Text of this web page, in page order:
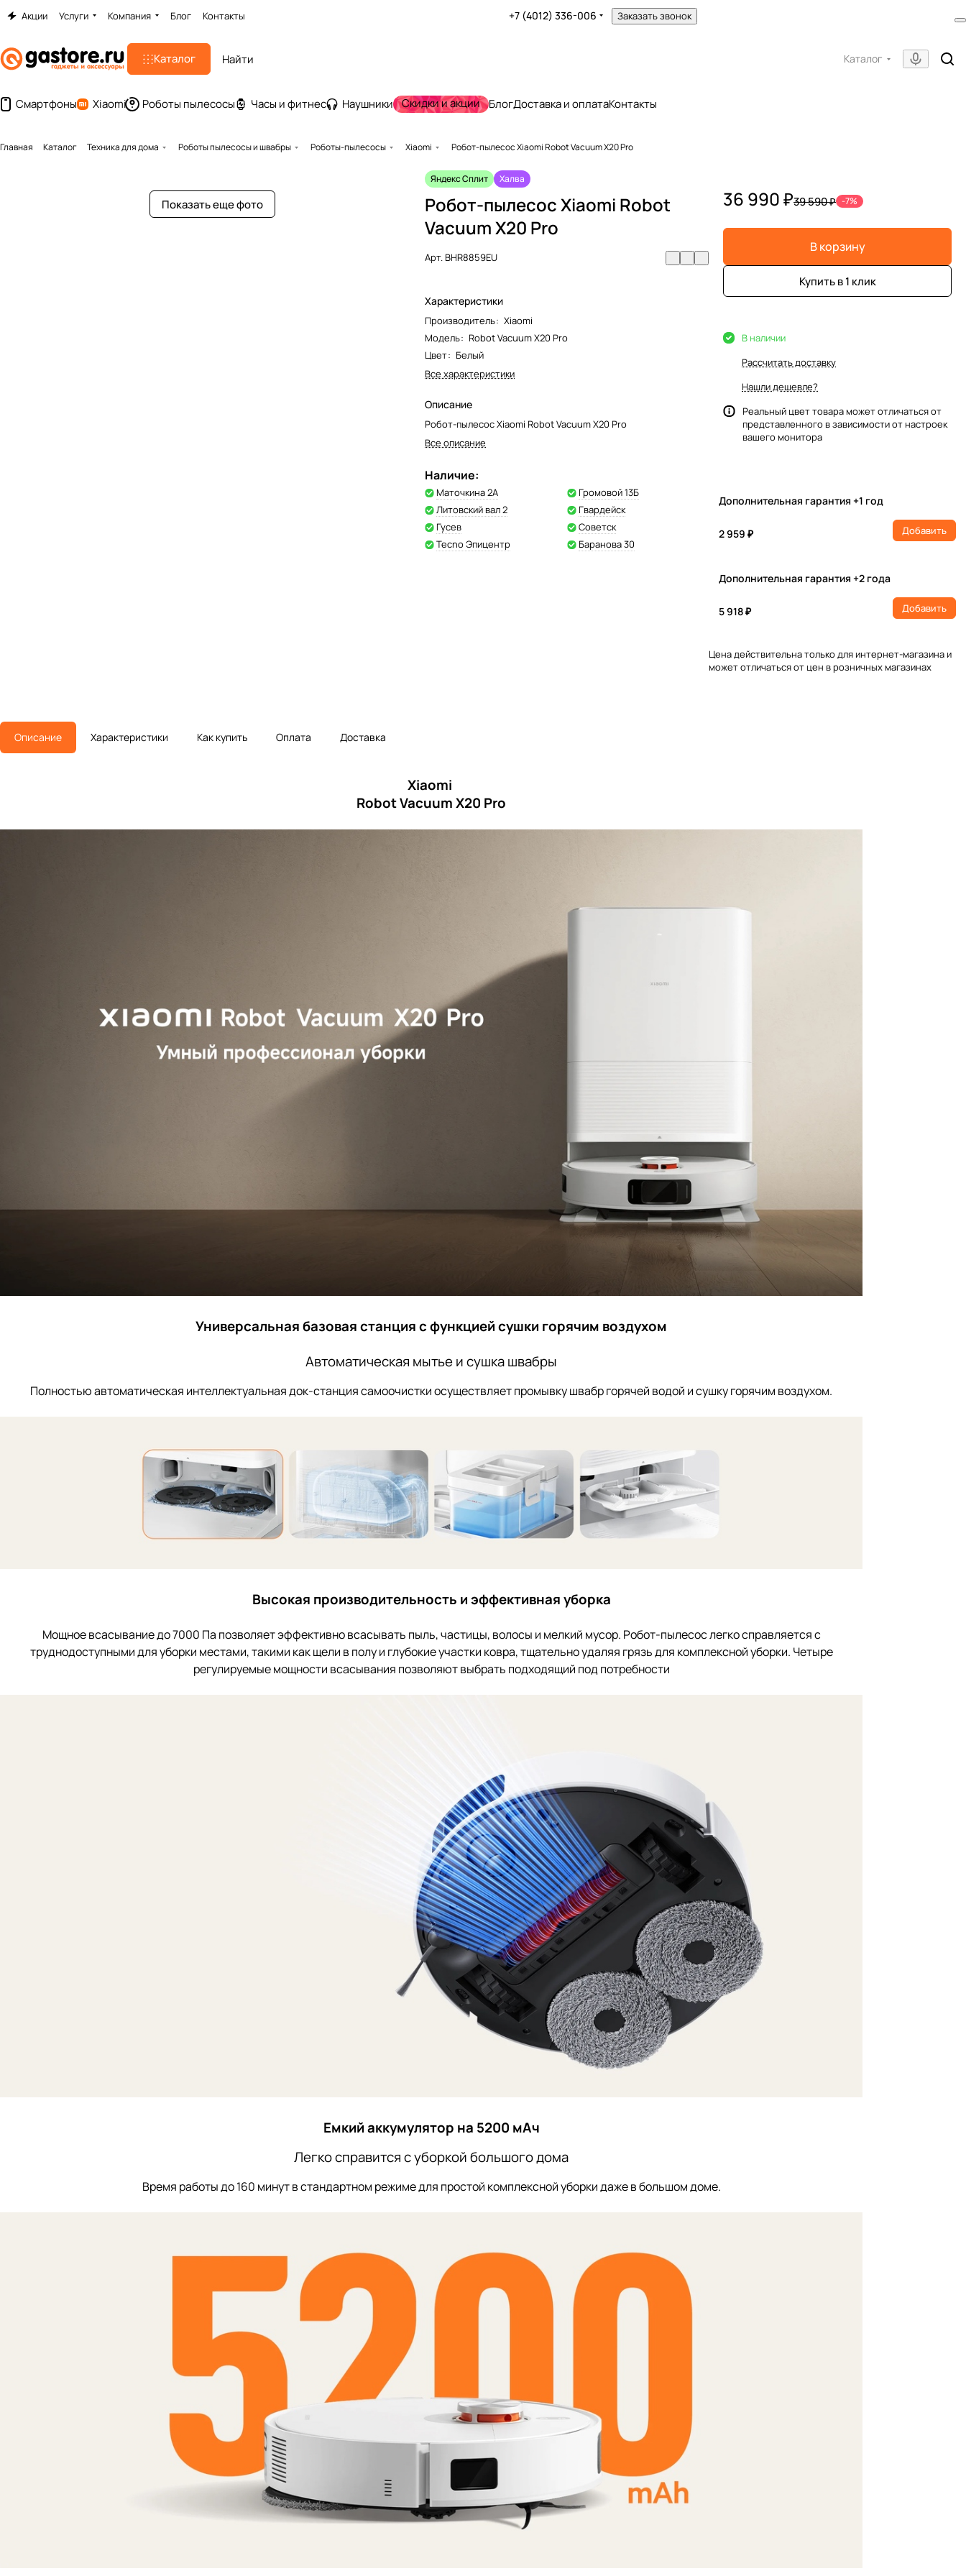
Акции Услуги Компания Блог Контакты +7 (4012) 336-006 Заказать звонок
Каталог Каталог
Смартфоны Xiaomi Роботы пылесосы Часы и фитнес Наушники Скидки и акции БлогДоставка и оплатаКонтакты
Главная Каталог Техника для дома Роботы пылесосы и швабры Роботы-пылесосы Xiaomi Робот-пылесос Xiaomi Robot Vacuum X20 Pro
Показать еще фото
Яндекс Сплит Халва
Робот-пылесос Xiaomi Robot
Vacuum X20 Pro
Арт.BHR8859EU
Характеристики
Производитель: Xiaomi
Модель: Robot Vacuum X20 Pro
Цвет: Белый
Все характеристики
Описание
Робот-пылесос Xiaomi Robot Vacuum X20 Pro
Все описание
Наличие:
Маточкина 2А
Громовой 13Б
Литовский вал 2
Гвардейск
Гусев
Советск
Tecno Эпицентр
Баранова 30
36 990 ₽39 590 ₽ -7%
В корзину
Купить в 1 клик
В наличии
Рассчитать доставку
Нашли дешевле?
Реальный цвет товара может отличаться от
представленного в зависимости от настроек
вашего монитора
Дополнительная гарантия +1 год
2 959 ₽ Добавить
Дополнительная гарантия +2 года
5 918 ₽ Добавить
Цена действительна только для интернет-магазина и
может отличаться от цен в розничных магазинах
Описание Характеристики Как купить Оплата Доставка
Xiaomi
Robot Vacuum X20 Pro
Универсальная базовая станция с функцией сушки горячим воздухом
Автоматическая мытье и сушка швабры
Полностью автоматическая интеллектуальная док-станция самоочистки осуществляет промывку швабр горячей водой и сушку горячим воздухом.
Высокая производительность и эффективная уборка
Мощное всасывание до 7000 Па позволяет эффективно всасывать пыль, частицы, волосы и мелкий мусор. Робот-пылесос легко справляется с
труднодоступными для уборки местами, такими как щели в полу и глубокие участки ковра, тщательно удаляя грязь для комплексной уборки. Четыре
регулируемые мощности всасывания позволяют выбрать подходящий под потребности
Емкий аккумулятор на 5200 мАч
Легко справится с уборкой большого дома
Время работы до 160 минут в стандартном режиме для простой комплексной уборки даже в большом доме.